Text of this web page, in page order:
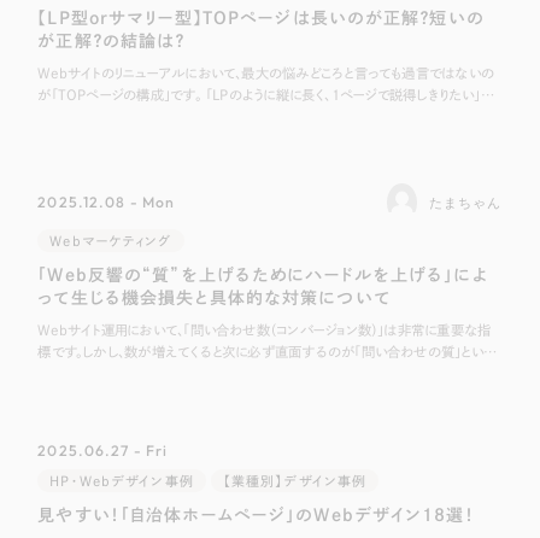
【LP型orサマリー型】TOPページは長いのが正解？短いの
が正解？の結論は？
Webサイトのリニューアルにおいて、最大の悩みどころと言っても過言ではないの
が「TOPページの構成」です。 「LPのように縦に長く、1ページで説得しきりたい」
2025.12.08 - Mon たまちゃん
Webマーケティング
「Web反響の“質”を上げるためにハードルを上げる」によ
って生じる機会損失と具体的な対策について
Webサイト運用において、「問い合わせ数（コンバージョン数）」は非常に重要な指
標です。しかし、数が増えてくると次に必ず直面するのが「問い合わせの質」という
2025.06.27 - Fri
HP・Webデザイン事例 【業種別】デザイン事例
見やすい！「自治体ホームページ」のWebデザイン18選！